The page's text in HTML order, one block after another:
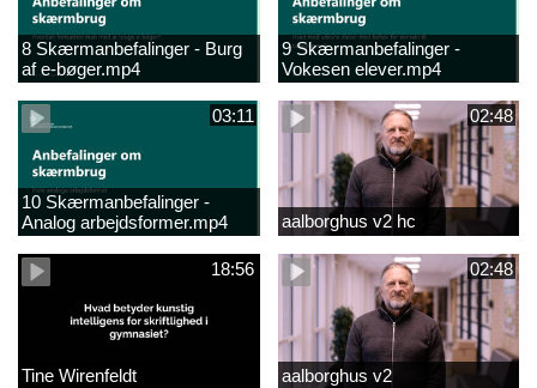
8 Skærmanbefalinger - Burg
af e-bøger.mp4
9 Skærmanbefalinger -
Vokesen elever.mp4
03:11
10 Skærmanbefalinger -
Analog arbejdsformer.mp4
02:48
aalborghus v2 hc
18:56
Tine Wirenfeldt
02:48
aalborghus v2